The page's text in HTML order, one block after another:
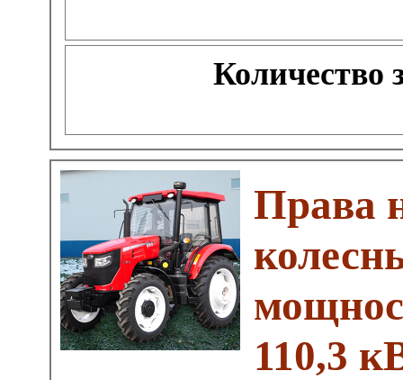
Количество
Права
110,3